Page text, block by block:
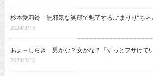
杉本愛莉鈴 無邪気な笑顔で魅了する…“まりり”ちゃ
2024/3/16
あぁ～しらき 男かな？女かな？「ずっとフザけて
2024/3/16